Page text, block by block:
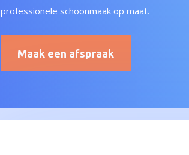
professionele schoonmaak op maat.
Maak een afspraak